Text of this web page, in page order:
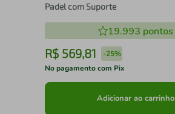
Padel com Suporte
19.993 pontos
R$ 569,81 -25%
No pagamento com Pix
Adicionar ao carrinho